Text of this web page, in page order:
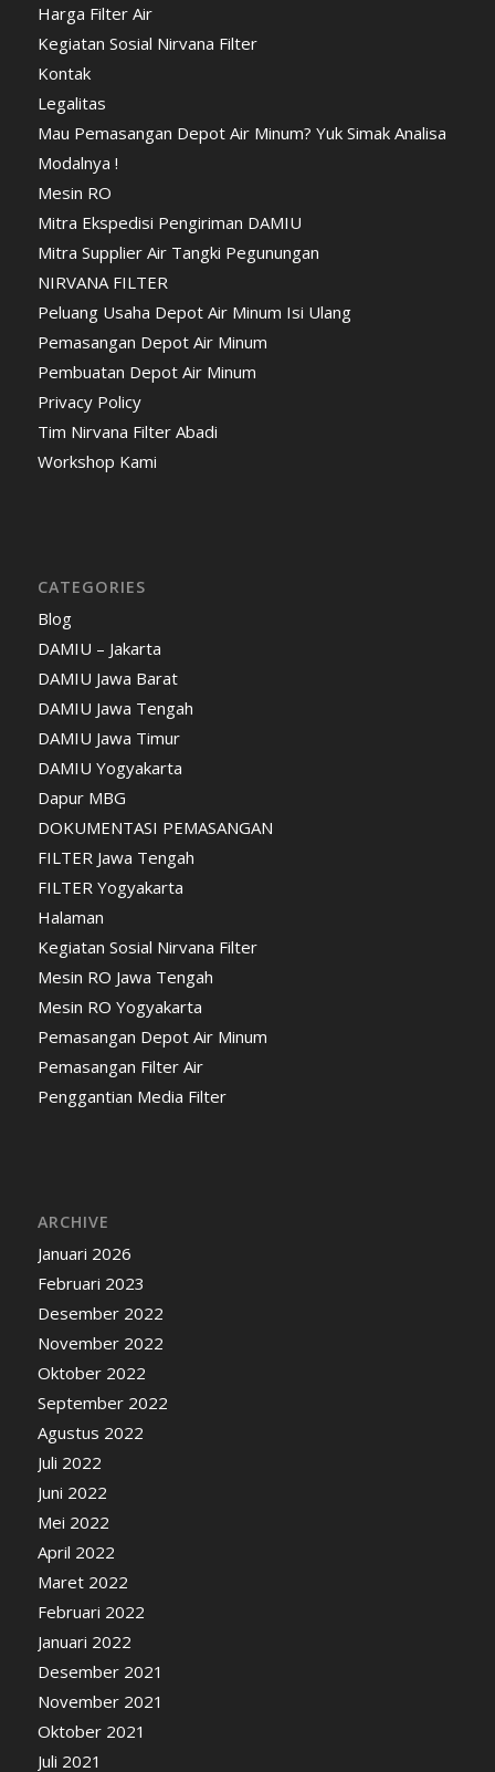
Harga Filter Air
Kegiatan Sosial Nirvana Filter
Kontak
Legalitas
Mau Pemasangan Depot Air Minum? Yuk Simak Analisa
Modalnya !
Mesin RO
Mitra Ekspedisi Pengiriman DAMIU
Mitra Supplier Air Tangki Pegunungan
NIRVANA FILTER
Peluang Usaha Depot Air Minum Isi Ulang
Pemasangan Depot Air Minum
Pembuatan Depot Air Minum
Privacy Policy
Tim Nirvana Filter Abadi
Workshop Kami
CATEGORIES
Blog
DAMIU – Jakarta
DAMIU Jawa Barat
DAMIU Jawa Tengah
DAMIU Jawa Timur
DAMIU Yogyakarta
Dapur MBG
DOKUMENTASI PEMASANGAN
FILTER Jawa Tengah
FILTER Yogyakarta
Halaman
Kegiatan Sosial Nirvana Filter
Mesin RO Jawa Tengah
Mesin RO Yogyakarta
Pemasangan Depot Air Minum
Pemasangan Filter Air
Penggantian Media Filter
ARCHIVE
Januari 2026
Februari 2023
Desember 2022
November 2022
Oktober 2022
September 2022
Agustus 2022
Juli 2022
Juni 2022
Mei 2022
April 2022
Maret 2022
Februari 2022
Januari 2022
Desember 2021
November 2021
Oktober 2021
Juli 2021